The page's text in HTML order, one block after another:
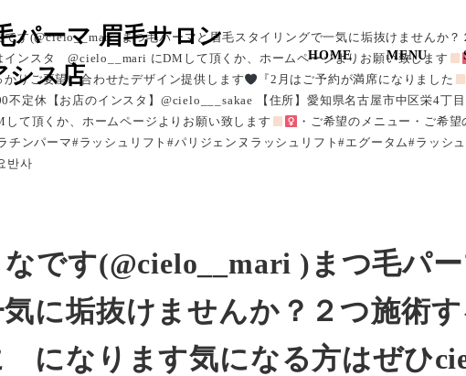
パーマ 眉毛サロン
シス店
HOME MENU
です(@cielo__mari )まつ毛パーマと眉毛スタイリングで一気に垢抜けません
インスタ @cielo__mari にDMして頂くか、ホームページよりお願い致します
りご要望に合わせたデザイン提供します 『2月はご予約が満席になりました
定休【お店のインスタ】@cielo___sakae 【住所】愛知県名古屋市中区栄4
て頂くか、ホームページよりお願い致します
・ご希望のメニュー・ご希
チンパーマ#ラッシュリフト#パリジェンヌラッシュリフト#エグータム#ラッ
반사
です(@cielo__mari )まつ毛パ
に垢抜けませんか？２つ施術
になります気になる方はぜひ